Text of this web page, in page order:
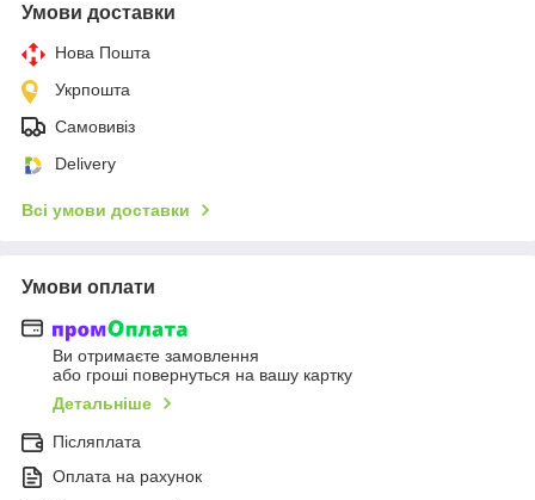
Умови доставки
Нова Пошта
Укрпошта
Самовивіз
Delivery
Всі умови доставки
Умови оплати
Ви отримаєте замовлення
або гроші повернуться на вашу картку
Детальніше
Післяплата
Оплата на рахунок